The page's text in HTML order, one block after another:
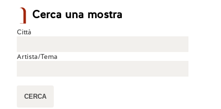
Cerca una mostra
Città
Artista/Tema